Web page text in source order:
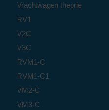
Vrachtwagen theorie
RV1
V2C
V3C
RVM1-C
RVM1-C1
VM2-C
VM3-C